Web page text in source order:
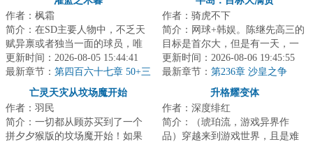
作者：枫霜
简介：在SD主要人物中，不乏天
赋异禀或者独当一面的球员，唯
有一人除外，他就是时间掌控者
木暮公延！他不...
更新时间：2026-08-05 15:44:41
最新章节： 第四百六十七章 50+三
双，志在MVP！
作者：骑虎不下
简介：网球+韩娱。陈继先高三的
目标是首尔大，但是有一天，一
个网球大师系统劫持了他。不练
球？卖你游戏...
更新时间：2026-08-06 19:45:55
最新章节： 第236章 沙皇之争
亡灵天灾从坟场魔开始
作者：羽民
简介：一切都从顾苏买到了一个
拼夕夕猴版的坟场魔开始！如果
升格耀变体
作者：深度绯红
简介：（琥珀流，游戏异界作
品）穿越来到游戏世界，且是难